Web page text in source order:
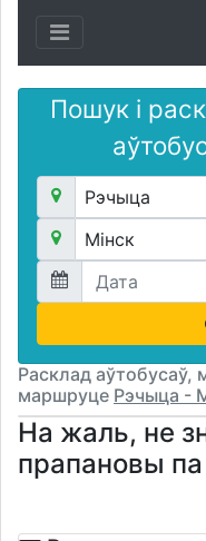
Toggle
Пошук і
Рэчыца
Мінск
Расклад аўтобусаў,
маршруце Рэчыца -
На жаль, не
прапановы